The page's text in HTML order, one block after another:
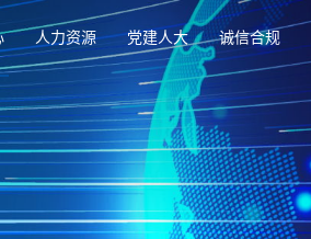
人力资源 党建人大 诚信合规